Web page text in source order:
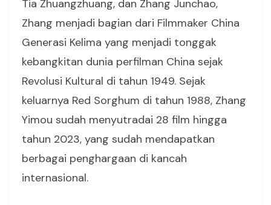
Tia Zhuangzhuang, dan Zhang Junchao,
Zhang menjadi bagian dari Filmmaker China
Generasi Kelima yang menjadi tonggak
kebangkitan dunia perfilman China sejak
Revolusi Kultural di tahun 1949. Sejak
keluarnya Red Sorghum di tahun 1988, Zhang
Yimou sudah menyutradai 28 film hingga
tahun 2023, yang sudah mendapatkan
berbagai penghargaan di kancah
internasional.